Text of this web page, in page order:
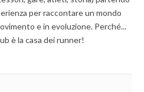
per raccontare un mondo
e in evoluzione. Perché...
è la casa dei runner!